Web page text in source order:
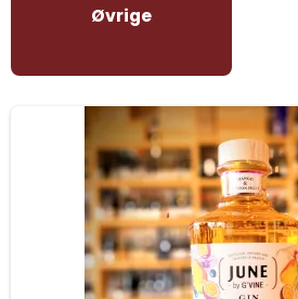
Øvrige